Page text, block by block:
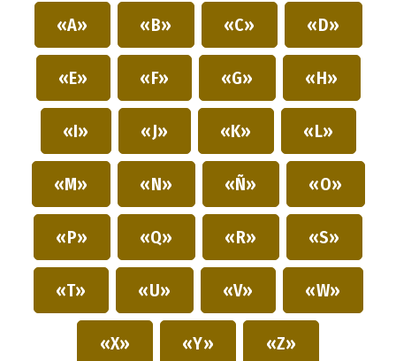
«A» «B» «C» «D»
«E» «F» «G» «H»
«I» «J» «K» «L»
«M» «N» «Ñ» «O»
«P» «Q» «R» «S»
«T» «U» «V» «W»
«X» «Y» «Z»